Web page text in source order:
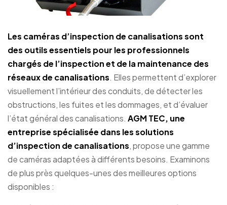
Les caméras d’inspection de canalisationssont
des outils essentiels pour les professionnels
chargés de l’inspection et de la maintenance des
réseaux de canalisations. Elles permettent d’explorer
visuellement l’intérieur des conduits, de détecter les
obstructions, les fuites et les dommages, et d’évaluer
l’état général des canalisations. AGM TEC, une
entreprise spécialisée dans les solutions
d’inspection de canalisations, propose une gamme
de caméras adaptées à différents besoins. Examinons
de plus près quelques-unes des meilleures options
disponibles :